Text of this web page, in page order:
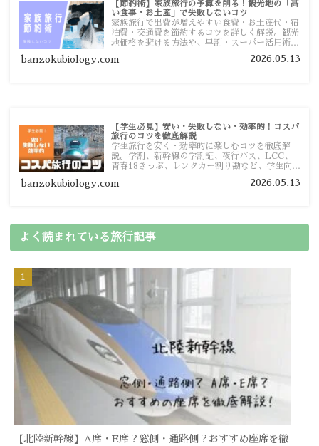
【節約術】家族旅行の予算を削る！観光地の「高
い食事・お土産」で失敗しないコツ
家族旅行で出費が増えやすい食費・お土産代・宿
泊費・交通費を節約するコツを詳しく解説。観光
地価格を避ける方法や、早割・スーパー活用術、
banzokubiology.com 2026.05.13
【学生必見】安い・失敗しない・効率的！コスパ
旅行のコツを徹底解説
学生旅行を安く・効率的に楽しむコツを徹底解
説。学割、新幹線の学割証、夜行バス、LCC、
青春18きっぷ、レンタカー割り勘など、学生向け
banzokubiology.com 2026.05.13
よく読まれている旅行記事
【北陸新幹線】A席・E席？窓側・通路側？おすすめ座席を徹